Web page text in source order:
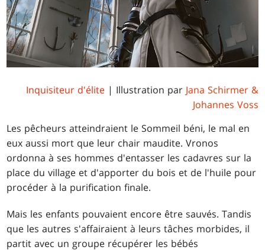
Inquisiteur d'élite| Illustration par Jana Schirmer &
Johannes Voss
Les pêcheurs atteindraient le Sommeil béni, le mal en
eux aussi mort que leur chair maudite. Vronos
ordonna à ses hommes d'entasser les cadavres sur la
place du village et d'apporter du bois et de l'huile pour
procéder à la purification finale.
Mais les enfants pouvaient encore être sauvés. Tandis
que les autres s'affairaient à leurs tâches morbides, il
partit avec un groupe récupérer les bébés